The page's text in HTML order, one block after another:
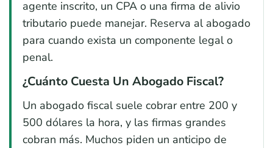
agente inscrito, un CPA o una firma de alivio
tributario puede manejar. Reserva al abogado
para cuando exista un componente legal o
penal.
¿Cuánto Cuesta Un Abogado Fiscal?
Un abogado fiscal suele cobrar entre 200 y
500 dólares la hora, y las firmas grandes
cobran más. Muchos piden un anticipo de